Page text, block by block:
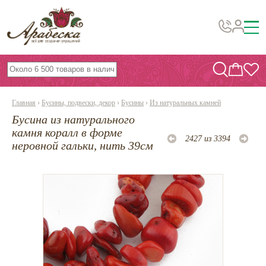
Бусины, подвески, декор
Бисер
Фурнитура
Проволока
Инструменты и материалы
Эпоксидная смола
Шнуры, ленты, нитки
По темам и сезонам
Главная › Бусины, подвески, декор › Бусины › Из натуральных камней
Бусина из натурального
камня коралл в форме
неровной гальки, нить 39см
2427 из 3394